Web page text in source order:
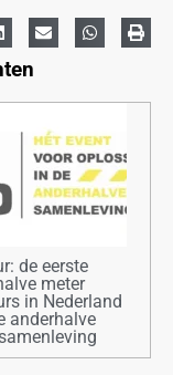
de eerste
meter
in Nederland
anderhalve